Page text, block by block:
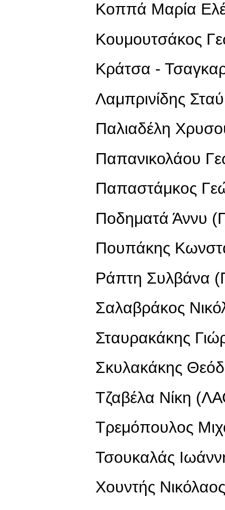
Κοππά Μαρία
Κουμουτσάκος
Κράτσα -
Λαμπρινίδης
Παλιαδέλη
Παπανικολάου
Παπαστάμκος
Ποδηματά Άννυ
Πουπάκης
Ράπτη Συλβάνα
Σαλαβράκος
Σταυρακάκης
Σκυλακάκης
Τζαβέλα Νίκη
Τρεμόπουλος
Τσουκαλάς
Χουντής